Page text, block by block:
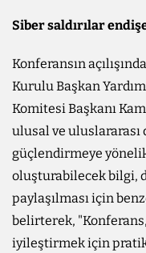
Siber saldırılar
Konferansın
Kurulu Başkan
Komitesi Başkanı
ulusal ve uluslararası
güçlendirmeye
oluşturabilecek bilgi,
paylaşılması için
belirterek,
iyileştirmek için